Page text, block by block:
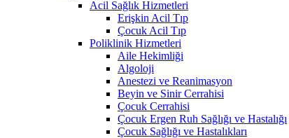
Acil Sağlık Hizmetleri
Erişkin Acil Tıp
Çocuk Acil Tıp
Poliklinik Hizmetleri
Aile Hekimliği
Algoloji
Anestezi ve Reanimasyon
Beyin ve Sinir Cerrahisi
Çocuk Cerrahisi
Çocuk Ergen Ruh Sağlığı ve Hastalığı
Çocuk Sağlığı ve Hastalıkları